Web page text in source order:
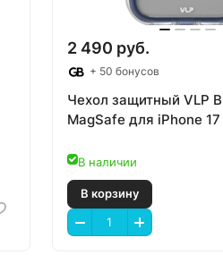
2 490 руб.
+ 50 бонусов
Чехол защитный VLP
MagSafe для iPhone
В наличии